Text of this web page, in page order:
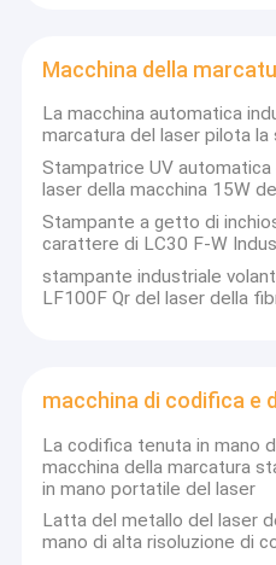
Macchina della
La macchina automatica
marcatura del laser pilota
Stampatrice UV
laser della macchina 15W
Stampante a getto di
carattere di LC30 F-W
stampante industriale
LF100F Qr del laser della
macchina di codifica e
La codifica tenuta in mano
macchina della marcatura
in mano portatile del laser
Latta del metallo del laser
mano di alta risoluzione di